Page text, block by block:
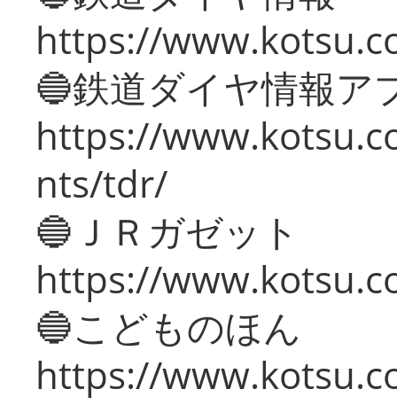
https://
🔵鉄道ダイヤ情報ア
https://
nts/tdr/
🔵ＪＲガゼット
https://
🔵こどものほん
https://